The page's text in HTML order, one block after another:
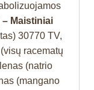
– Maistiniai
) 30770 TV,
visų racematų
(natrio
(mangano